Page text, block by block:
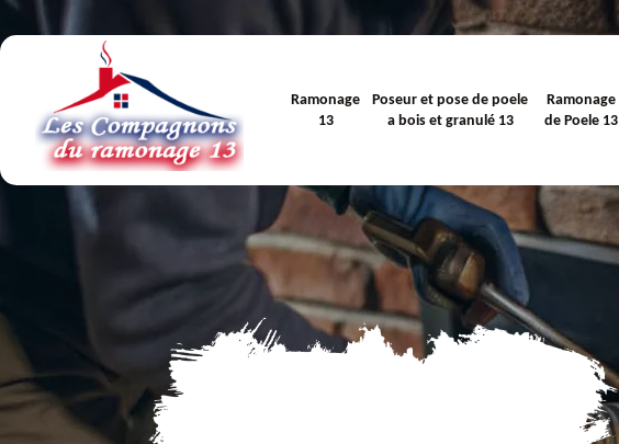
Ramonage
13
Poseur et pose de poele
a bois et granulé 13
Ramonage
de Poele 13